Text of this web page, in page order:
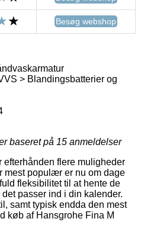
Besøg webshop
> Blandingsbatterier og
baseret på 15 anmeldelser
flere muligheder
mest populær er nu om dage
fleksibilitet til at hente de
passer ind i din kalender.
samt typisk endda den mest
køb af Hansgrohe Fina M